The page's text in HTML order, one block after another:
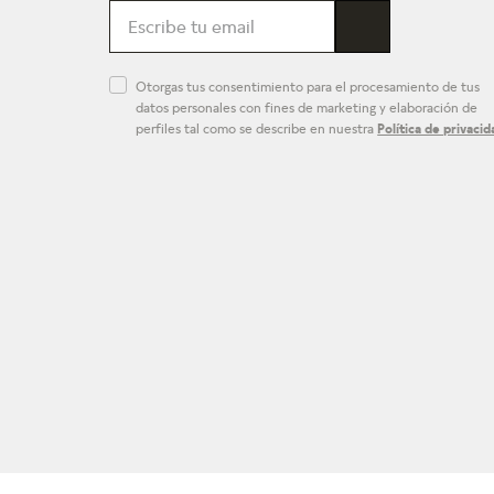
Otorgas tus consentimiento para el procesamiento de tus
datos personales con fines de marketing y elaboración de
perfiles tal como se describe en nuestra Política de